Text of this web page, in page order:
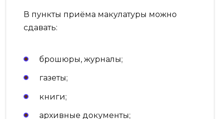
В пункты приёма макулатуры можно
сдавать:
брошюры, журналы;
газеты;
книги;
архивные документы;